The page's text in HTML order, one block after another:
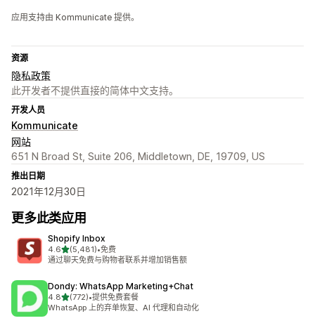
应用支持由 Kommunicate 提供。
资源
隐私政策
此开发者不提供直接的简体中文支持。
开发人员
Kommunicate
网站
651 N Broad St, Suite 206, Middletown, DE, 19709, US
推出日期
2021年12月30日
更多此类应用
Shopify Inbox
4.6星（满分 5 星）
(5,481)
总共 5481 条评论
•免费
通过聊天免费与购物者联系并增加销售额
Dondy: WhatsApp Marketing+Chat
4.8星（满分 5 星）
(772)
总共 772 条评论
•提供免费套餐
WhatsApp 上的弃单恢复、AI 代理和自动化